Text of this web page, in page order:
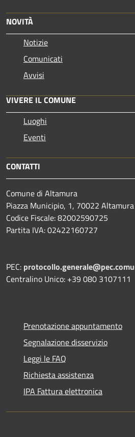
NOVITÀ
Notizie
Comunicati
Avvisi
VIVERE IL COMUNE
Luoghi
Eventi
CONTATTI
Comune di Altamura
Piazza Municipio, 1, 70022
Codice Fiscale: 82002590725
Partita IVA: 02422160727
PEC:
Centralino Unico: +39 080 3107111
Prenotazione appuntamento
Segnalazione disservizio
Leggi le FAQ
Richiesta assistenza
IPA Fattura elettronica